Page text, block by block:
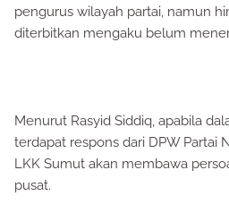
pengurus wilayah partai, namun
diterbitkan mengaku belum
Menurut Rasyid Siddiq, apabila
terdapat respons dari DPW Partai
LKK Sumut akan membawa
pusat.